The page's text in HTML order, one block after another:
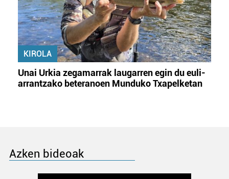
KIROLA
Unai Urkia zegamarrak laugarren egin du euli-
arrantzako beteranoen Munduko Txapelketan
Azken bideoak